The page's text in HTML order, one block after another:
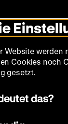
Modus
Website werden
Cookies noch
gesetzt.
das?